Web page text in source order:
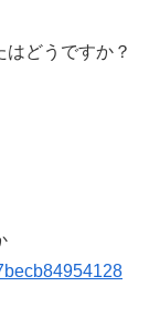
どうですか？